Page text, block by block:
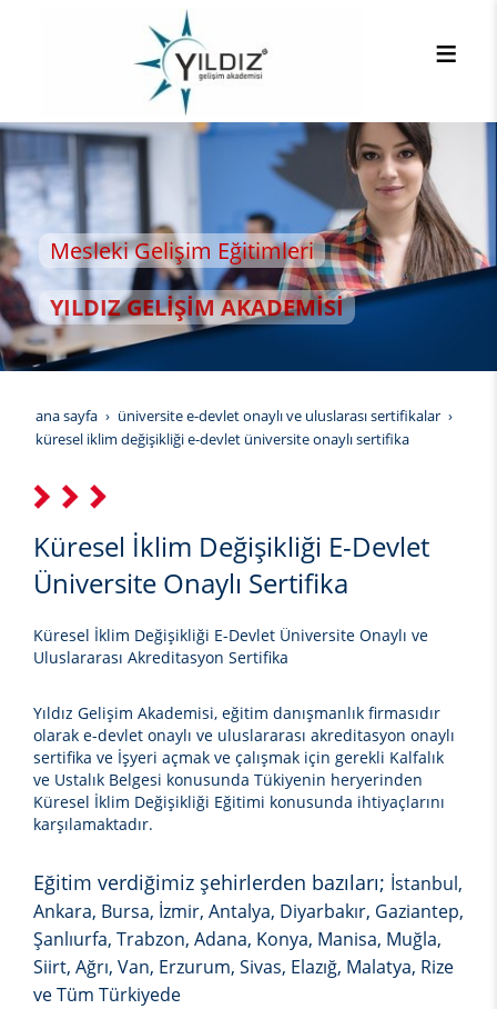
Mesleki Gelişim Eğitimleri
YILDIZ GELİŞİM AKADEMİSİ
ana sayfa
üniversite e-devlet onaylı ve uluslarası sertifikalar
küresel i̇klim değişikliği e-devlet üniversite onaylı sertifika
Küresel İklim Değişikliği E-Devlet
Üniversite Onaylı Sertifika
Küresel İklim Değişikliği E-Devlet Üniversite Onaylı ve
Uluslararası Akreditasyon Sertifika
Yıldız Gelişim Akademisi, eğitim danışmanlık firmasıdır
olarak e-devlet onaylı ve uluslararası akreditasyon onaylı
sertifika ve İşyeri açmak ve çalışmak için gerekli Kalfalık
ve Ustalık Belgesi konusunda Tükiyenin heryerinden
Küresel İklim Değişikliği Eğitimi konusunda ihtiyaçlarını
karşılamaktadır.
Eğitim verdiğimiz şehirlerden bazıları; İstanbul,
Ankara, Bursa, İzmir, Antalya, Diyarbakır, Gaziantep,
Şanlıurfa, Trabzon, Adana, Konya, Manisa, Muğla,
Siirt, Ağrı, Van, Erzurum, Sivas, Elazığ, Malatya, Rize
ve Tüm Türkiyede